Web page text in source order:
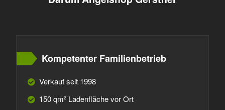
Kompetenter Familienbetrieb
Verkauf seit 1998
150 qm² Ladenfläche vor Ort